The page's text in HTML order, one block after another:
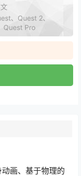
、Quest 2、
Quest Pro
画、基于物理的